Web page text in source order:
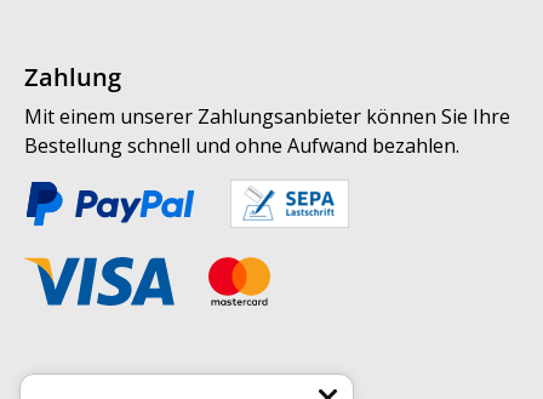
Zahlung
Mit einem unserer Zahlungsanbieter können Sie Ihre
Bestellung schnell und ohne Aufwand bezahlen.